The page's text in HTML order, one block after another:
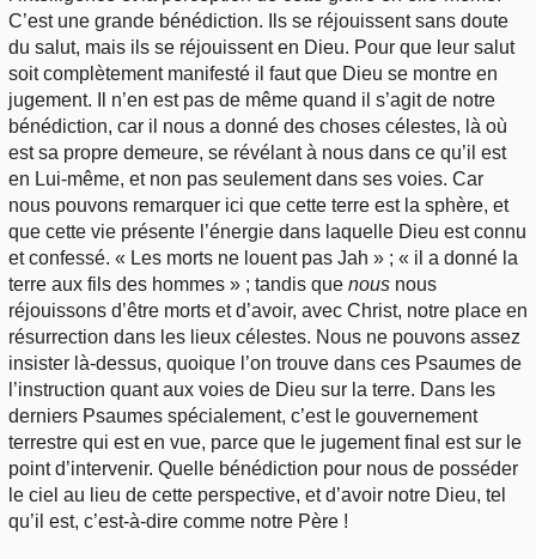
C’est une grande bénédiction. Ils se réjouissent sans doute
du salut, mais ils se réjouissent en Dieu. Pour que leur salut
soit complètement manifesté il faut que Dieu se montre en
jugement. Il n’en est pas de même quand il s’agit de notre
bénédiction, car il nous a donné des choses célestes, là où
est sa propre demeure, se révélant à nous dans ce qu’il est
en Lui-même, et non pas seulement dans ses voies. Car
nous pouvons remarquer ici que cette terre est la sphère, et
que cette vie présente l’énergie dans laquelle Dieu est connu
et confessé. « Les morts ne louent pas Jah » ; « il a donné la
terre aux fils des hommes » ; tandis que nous nous
réjouissons d’être morts et d’avoir, avec Christ, notre place en
résurrection dans les lieux célestes. Nous ne pouvons assez
insister là-dessus, quoique l’on trouve dans ces Psaumes de
l’instruction quant aux voies de Dieu sur la terre. Dans les
derniers Psaumes spécialement, c’est le gouvernement
terrestre qui est en vue, parce que le jugement final est sur le
point d’intervenir. Quelle bénédiction pour nous de posséder
le ciel au lieu de cette perspective, et d’avoir notre Dieu, tel
qu’il est, c’est-à-dire comme notre Père !